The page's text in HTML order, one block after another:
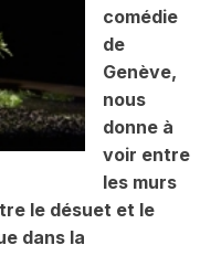
comédie
de
Genève,
nous
donne à
voir entre
les murs
le désuet et le
dans la